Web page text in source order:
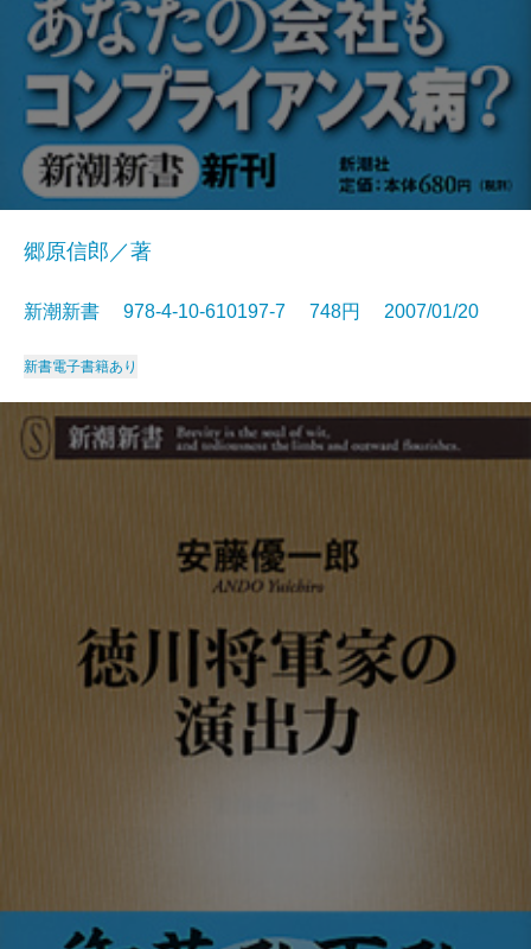
郷原信郎／著
新潮新書 978-4-10-610197-7 748円 2007/01/20
新書電子書籍あり